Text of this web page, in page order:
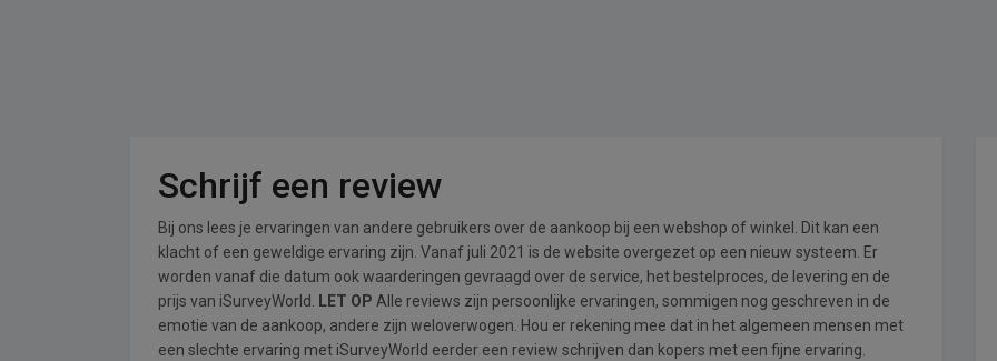
Schrijf een review
Bij ons lees je ervaringen van andere gebruikers over de aankoop bij een webshop of winkel. Dit kan een
klacht of een geweldige ervaring zijn. Vanaf juli 2021 is de website overgezet op een nieuw systeem. Er
worden vanaf die datum ook waarderingen gevraagd over de service, het bestelproces, de levering en de
prijs van iSurveyWorld.
LET OP Alle reviews zijn persoonlijke ervaringen, sommigen nog geschreven in de
emotie van de aankoop, andere zijn weloverwogen. Hou er rekening mee dat in het algemeen mensen met
een slechte ervaring met iSurveyWorld eerder een review schrijven dan kopers met een fijne ervaring.